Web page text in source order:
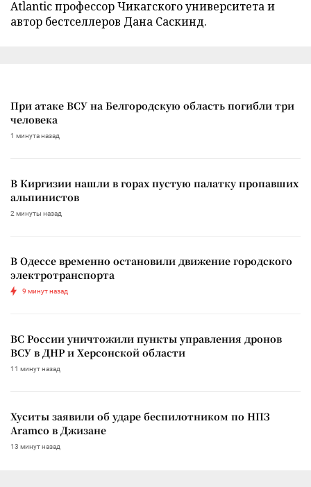
Atlantic профессор Чикагского университета и
автор бестселлеров Дана Саскинд.
При атаке ВСУ на Белгородскую область погибли три
человека
1 минута назад
В Киргизии нашли в горах пустую палатку пропавших
альпинистов
2 минуты назад
В Одессе временно остановили движение городского
электротранспорта
9 минут назад
ВС России уничтожили пункты управления дронов
ВСУ в ДНР и Херсонской области
11 минут назад
Хуситы заявили об ударе беспилотником по НПЗ
Aramco в Джизане
13 минут назад